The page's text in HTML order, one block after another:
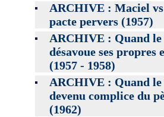
ARCHIVE : Maciel
pacte pervers (1957)
ARCHIVE : Quand le
désavoue ses propres
(1957 - 1958)
ARCHIVE : Quand le
devenu complice du
(1962)